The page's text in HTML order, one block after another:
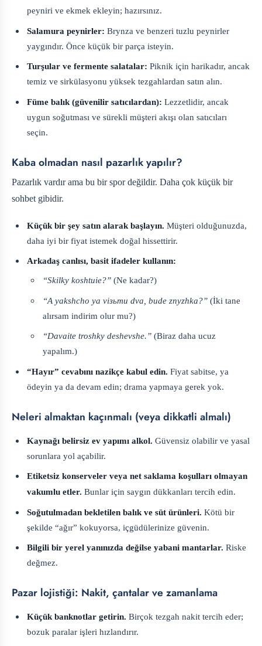
peyniri ve ekmek ekleyin; hazırsınız.
Salamura peynirler: Brynza ve benzeri tuzlu peynirler
yaygındır. Önce küçük bir parça isteyin.
Turşular ve fermente salatalar: Piknik için harikadır, ancak
temiz ve sirkülasyonu yüksek tezgahlardan satın alın.
Füme balık (güvenilir satıcılardan): Lezzetlidir, ancak
uygun soğutması ve sürekli müşteri akışı olan satıcıları
seçin.
Kaba olmadan nasıl pazarlık yapılır?
Pazarlık vardır ama bu bir spor değildir. Daha çok küçük bir
sohbet gibidir.
Küçük bir şey satın alarak başlayın. Müşteri olduğunuzda,
daha iyi bir fiyat istemek doğal hissettirir.
Arkadaş canlısı, basit ifadeler kullanın:
“Skilky koshtuie?”(Ne kadar?)
“A yakshcho ya vізьmu dva, bude znyzhka?”(İki tane
alırsam indirim olur mu?)
“Davaite troshky deshevshe.”(Biraz daha ucuz
yapalım.)
“Hayır” cevabını nazikçe kabul edin. Fiyat sabitse, ya
ödeyin ya da devam edin; drama yapmaya gerek yok.
Neleri almaktan kaçınmalı (veya dikkatli almalı)
Kaynağı belirsiz ev yapımı alkol. Güvensiz olabilir ve yasal
sorunlara yol açabilir.
Etiketsiz konserveler veya net saklama koşulları olmayan
vakumlu etler. Bunlar için saygın dükkanları tercih edin.
Soğutulmadan bekletilen balık ve süt ürünleri. Kötü bir
şekilde “ağır” kokuyorsa, içgüdülerinize güvenin.
Bilgili bir yerel yanınızda değilse yabani mantarlar. Riske
değmez.
Pazar lojistiği: Nakit, çantalar ve zamanlama
Küçük banknotlar getirin. Birçok tezgah nakit tercih eder;
bozuk paralar işleri hızlandırır.